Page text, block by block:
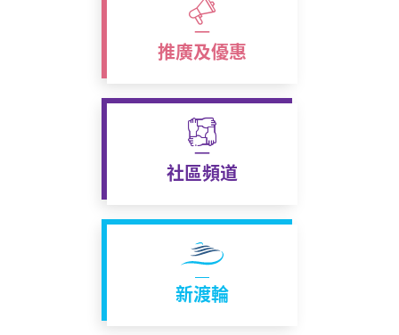
推廣及優惠
社區頻道
新渡輪